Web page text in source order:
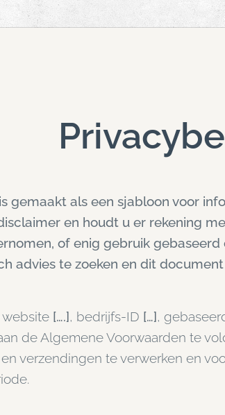
gemaakt als een sjabloon voor
en houdt u er rekening
of enig gebruik
advies te zoeken en dit
[….], bedrijfs-ID […],
de Algemene Voorwaarden te
verzendingen te verwerken en